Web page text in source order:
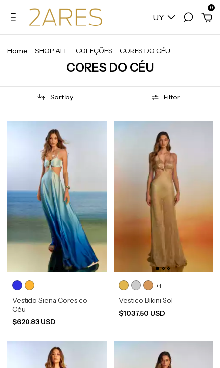
UY
0
Home . SHOP ALL . COLEÇÕES . CORES DO CÉU
CORES DO CÉU
Sort by Filter
Vestido Siena Cores do
Céu
$620.83 USD
+1
Vestido Bikini Sol
$1037.50 USD